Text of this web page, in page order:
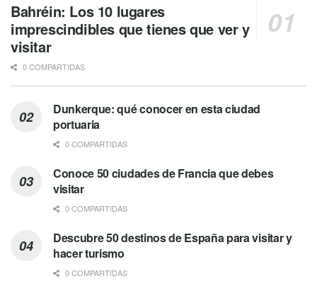
Bahréin: Los 10 lugares
imprescindibles que tienes que ver y
visitar
0 COMPARTIDAS
Dunkerque: qué conocer en esta ciudad
portuaria
0 COMPARTIDAS
Conoce 50 ciudades de Francia que debes
visitar
0 COMPARTIDAS
Descubre 50 destinos de España para visitar y
hacer turismo
0 COMPARTIDAS